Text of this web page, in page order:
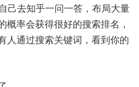
己去知乎一问一答，布局大量
概率会获得很好的搜索排名，
人通过搜索关键词，看到你的